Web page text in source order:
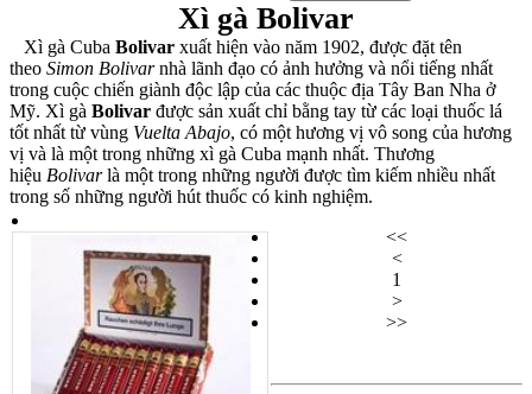
Xì gà Bolivar
Xì gà Cuba Bolivar xuất hiện vào năm 1902, được đặt tên
theo Simon Bolivarnhà lãnh đạo có ảnh hưởng và nổi tiếng nhất
trong cuộc chiến giành độc lập của các thuộc địa Tây Ban Nha ở
Mỹ. Xì gà Bolivar được sản xuất chỉ bằng tay từ các loại thuốc lá
tốt nhất từ ​​vùng Vuelta Abajo, có một hương vị vô song của hương
vị và là một trong những xì gà Cuba mạnh nhất. Thương
hiệu Bolivarlà một trong những người được tìm kiếm nhiều nhất
trong số những người hút thuốc có kinh nghiệm.
<<
<
1
>
>>